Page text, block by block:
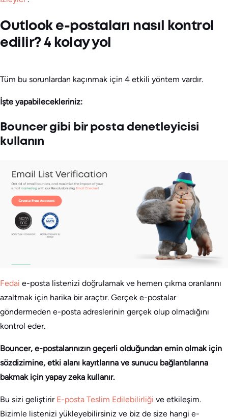
Outlook e-postaları nasıl kontrol
edilir? 4 kolay yol
Tüm bu sorunlardan kaçınmak için 4 etkili yöntem vardır.
İşte yapabilecekleriniz:
Bouncer gibi bir posta denetleyicisi
kullanın
Fedai e-posta listenizi doğrulamak ve hemen çıkma oranlarını
azaltmak için harika bir araçtır. Gerçek e-postalar
göndermeden e-posta adreslerinin gerçek olup olmadığını
kontrol eder.
Bouncer, e-postalarınızın geçerli olduğundan emin olmak için
sözdizimine, etki alanı kayıtlarına ve sunucu bağlantılarına
bakmak için yapay zeka kullanır.
Bu sizi geliştirir E-posta Teslim Edilebilirliği ve etkileşim.
Bizimle listenizi yükleyebilirsiniz ve biz de size hangi e-